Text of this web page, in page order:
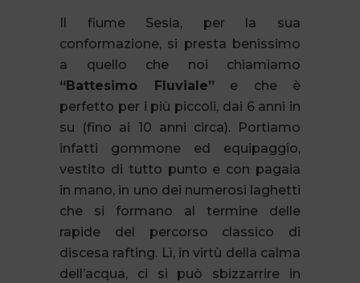
Il fiume Sesia, per la sua
conformazione, si presta benissimo
a quello che noi chiamiamo
“Battesimo Fluviale”e che è
perfetto per i più piccoli, dai 6 anni in
su (fino ai 10 anni circa). Portiamo
infatti gommone ed equipaggio,
vestito di tutto punto e con pagaia
in mano, in uno dei numerosi laghetti
che si formano al termine delle
rapide del percorso classico di
discesa rafting. Lì, in virtù della calma
dell’acqua, ci si può sbizzarrire in